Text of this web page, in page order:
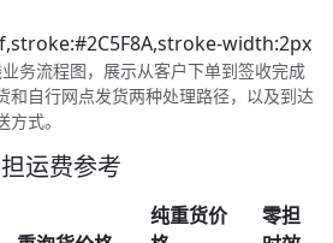
width:2px
务流程图，展示从客户下单到签收完成
和自行网点发货两种处理路径，以及到达
式。
运费参考
纯重货价
零担